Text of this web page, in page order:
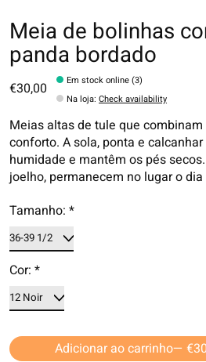
Meia de bolinhas
panda bordado
€30,00
Em stock online (3)
Na loja:Check availability
Meias altas de tule que
conforto. A sola, ponta e
humidade e mantêm os pés
joelho, permanecem no lugar o dia
Tamanho: *
Cor: *
Adicionar ao carrinho —